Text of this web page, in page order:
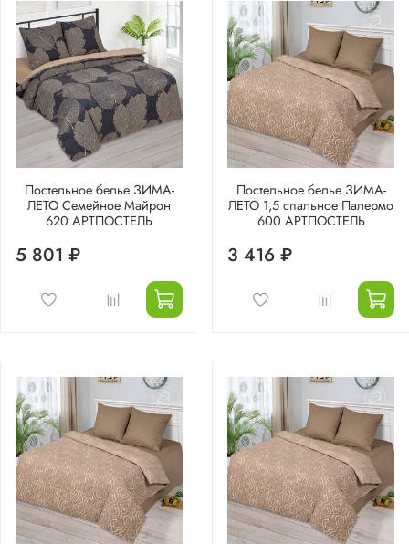
Постельное белье ЗИМА-
ЛЕТО Семейное Майрон
620 АРТПОСТЕЛЬ
5 801 ₽
Постельное белье ЗИМА-
ЛЕТО 1,5 спальное Палермо
600 АРТПОСТЕЛЬ
3 416 ₽